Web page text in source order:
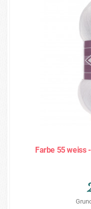
Farbe 55 weiss